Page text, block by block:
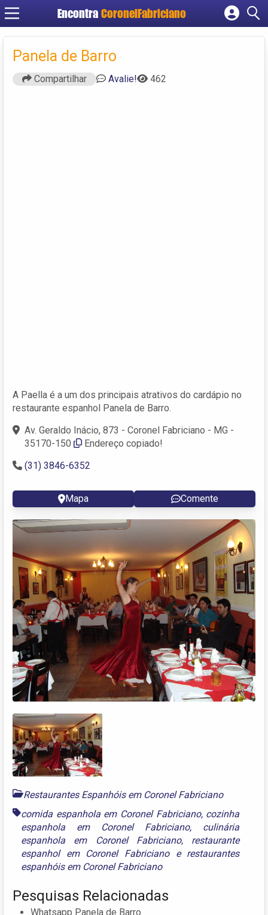
Encontra CoronelFabriciano
Cadastrar empresa
Panela de Barro
Compartilhar Avalie! 462
A Paella é a um dos principais atrativos do cardápio no
restaurante espanhol Panela de Barro.
Av. Geraldo Inácio, 873 - Coronel Fabriciano - MG -
35170-150
Endereço copiado!
(31) 3846-6352
Mapa Comente
Restaurantes Espanhóis em Coronel Fabriciano
comida espanhola em Coronel Fabriciano, cozinha
espanhola em Coronel Fabriciano, culinária
espanhola em Coronel Fabriciano, restaurante
espanhol em Coronel Fabricianoe restaurantes
espanhóis em Coronel Fabriciano
Pesquisas Relacionadas
Whatsapp Panela de Barro